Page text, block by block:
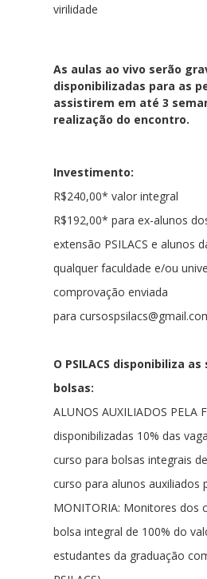
virilidade
As aulas ao vivo serão
disponibilizadas para as
assistirem em até 3
realização do encontro.
Investimento:
R$240,00* valor integral
R$192,00* para ex-alunos
extensão PSILACS e alunos
qualquer faculdade e/ou
comprovação enviada
para
O PSILACS disponibiliza
bolsas:
ALUNOS AUXILIADOS PELA
disponibilizadas 10% das
curso para bolsas integrais
curso para alunos auxiliados
MONITORIA: Monitores dos
bolsa integral de 100% do
estudantes da graduação